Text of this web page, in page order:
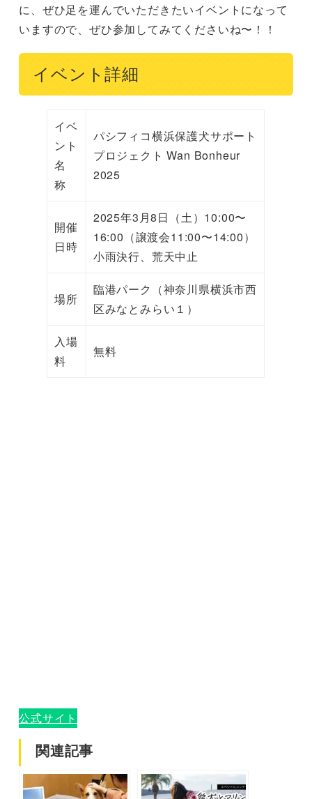
に、ぜひ足を運んでいただきたいイベントになって
いますので、ぜひ参加してみてくださいね〜！！
イベント詳細
イベ
ント
名
称
パシフィコ横浜保護犬サポート
プロジェクト Wan Bonheur
2025
開催
日時
2025年3月8日（土）10:00〜
16:00（譲渡会11:00〜14:00）
小雨決行、荒天中止
場所
臨港パーク（神奈川県横浜市西
区みなとみらい１）
入場
料
無料
公式サイト
関連記事